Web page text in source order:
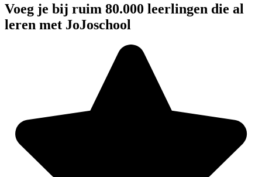
Voeg je bij ruim 80.000 leerlingen die al
leren met JoJoschool